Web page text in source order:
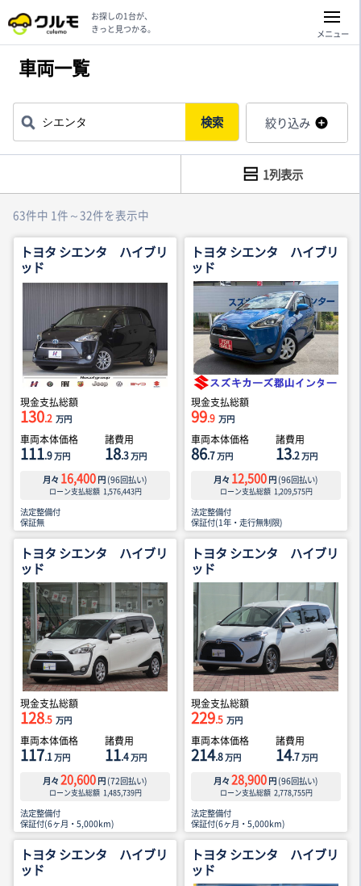
お探しの1台が、
きっと見つかる。
メニュー
車両一覧
検索 絞り込み
63件中 1件～32件を表示中
1列表示
トヨタ シエンタ ハイブリ
ッド
現金支払総額
130.2 万円
車両本体価格
111.9万円
諸費用
18.3万円
月々 16,400 円 (96回払い)
ローン支払総額 1,576,443円
法定整備付
保証無
トヨタ シエンタ ハイブリ
ッド
現金支払総額
99.9 万円
車両本体価格
86.7万円
諸費用
13.2万円
月々 12,500 円 (96回払い)
ローン支払総額 1,209,575円
法定整備付
保証付(1年・走行無制限)
トヨタ シエンタ ハイブリ
ッド
現金支払総額
128.5 万円
車両本体価格
117.1万円
諸費用
11.4万円
月々 20,600 円 (72回払い)
ローン支払総額 1,485,739円
法定整備付
保証付(6ヶ月・5,000km)
トヨタ シエンタ ハイブリ
ッド
現金支払総額
229.5 万円
車両本体価格
214.8万円
諸費用
14.7万円
月々 28,900 円 (96回払い)
ローン支払総額 2,778,755円
法定整備付
保証付(6ヶ月・5,000km)
トヨタ シエンタ ハイブリ
ッド
トヨタ シエンタ ハイブリ
ッド